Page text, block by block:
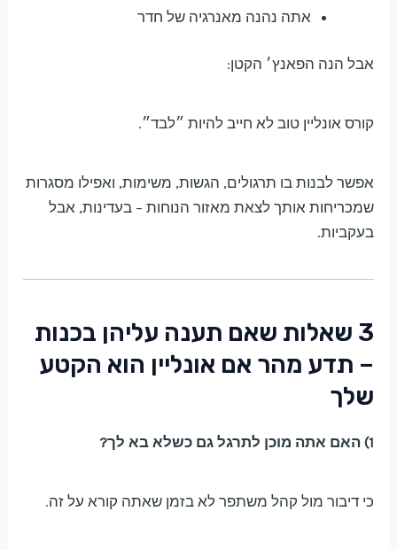
אתה נהנה מאנרגיה של חדר
אבל הנה הפאנץ׳ הקטן:
קורס אונליין טוב לא חייב להיות ״לבד״.
אפשר לבנות בו תרגולים, הגשות, משימות, ואפילו מסגרות
שמכריחות אותך לצאת מאזור הנוחות – בעדינות, אבל
בעקביות.
3 שאלות שאם תענה עליהן בכנות
– תדע מהר אם אונליין הוא הקטע
שלך
1) האם אתה מוכן לתרגל גם כשלא בא לך?
כי דיבור מול קהל משתפר לא בזמן שאתה קורא על זה.